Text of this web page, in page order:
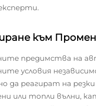
към
предимства на
условия
да реагират на
или топли вълни,